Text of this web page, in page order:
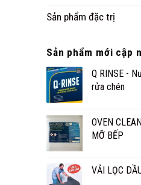
Sản phẩm đặc trị
Sản phẩm mới cập
Q RINSE -
rửa chén
OVEN
MỠ BẾP
VẢI LỌC